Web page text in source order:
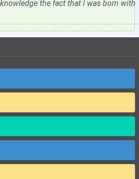
the fact that I was born with